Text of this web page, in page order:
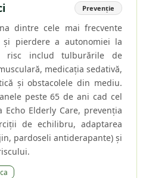
Prevenție
dintre cele mai frecvente
și pierdere a autonomiei la
risc includ tulburările de
medicația sedativă,
și obstacolele din mediu.
peste 65 de ani cad cel
Elderly Care, prevenția
de echilibru, adaptarea
pardoseli antiderapante) și